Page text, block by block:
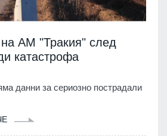
АМ "Тракия" след
катастрофа
данни за сериозно пострадали